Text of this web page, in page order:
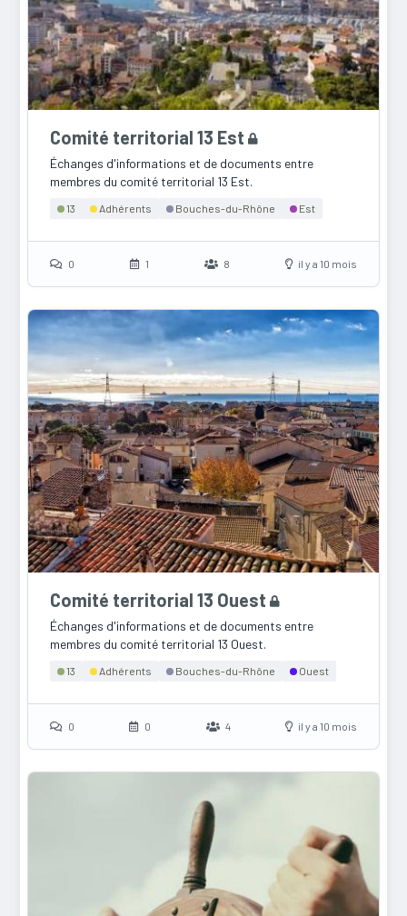
Comité territorial 13 Est
Échanges d'informations et de documents entre
membres du comité territorial 13 Est.
13 Adhérents Bouches-du-Rhône Est
0 1 8 il y a 10 mois
Comité territorial 13 Ouest
Échanges d'informations et de documents entre
membres du comité territorial 13 Ouest.
13 Adhérents Bouches-du-Rhône Ouest
0 0 4 il y a 10 mois